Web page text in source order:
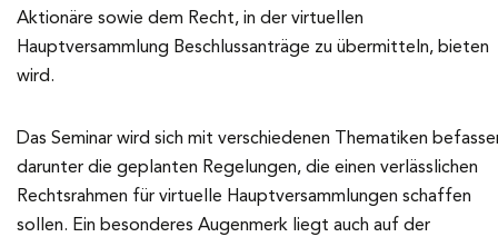
Aktionäre sowie dem Recht, in der virtuellen
Hauptversammlung Beschlussanträge zu übermitteln, bieten
wird.
Das Seminar wird sich mit verschiedenen Thematiken
darunter die geplanten Regelungen, die einen verlässlichen
Rechtsrahmen für virtuelle Hauptversammlungen schaffen
sollen. Ein besonderes Augenmerk liegt auch auf der